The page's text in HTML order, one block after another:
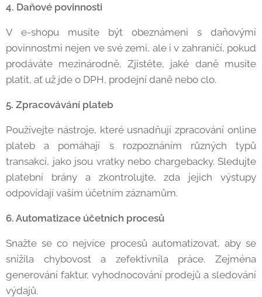
4. Daňové povinnosti
V e-shopu musíte být obeznámeni s daňovými
povinnostmi nejen ve své zemi, ale i v zahraničí, pokud
prodáváte mezinárodně. Zjistěte, jaké daně musíte
platit, ať už jde o DPH, prodejní daně nebo clo.
5. Zpracovávání plateb
Používejte nástroje, které usnadňují zpracování online
plateb a pomáhají s rozpoznáním různých typů
transakcí, jako jsou vratky nebo chargebacky. Sledujte
platební brány a zkontrolujte, zda jejich výstupy
odpovídají vašim účetním záznamům.
6. Automatizace účetních procesů
Snažte se co nejvíce procesů automatizovat, aby se
snížila chybovost a zefektivnila práce. Zejména
generování faktur, vyhodnocování prodejů a sledování
výdajů.